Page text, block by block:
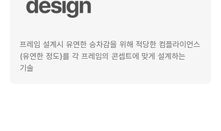
프레임 설계시 유연한 승차감을 위해 적당한 컴플라이언스
(유연한 정도)를 각 프레임의 콘셉트에 맞게 설계하는
기술